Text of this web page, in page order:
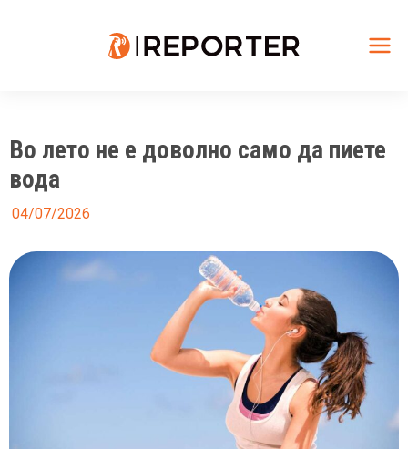
Во лето не е доволно само да пиете
вода
04/07/2026